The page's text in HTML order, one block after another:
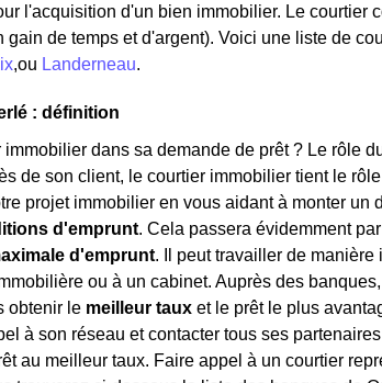
l'acquisition d'un bien immobilier. Le courtier
de temps et d'argent). Voici une liste de
,ou Landerneau.
: définition
dans sa demande de prêt ? Le rôle
de son client, le courtier immobilier tient le
projet immobilier en vous aidant à monter
d'emprunt. Cela passera évidemment
d'emprunt. Il peut travailler de
ou à un cabinet. Auprès des
obtenir le meilleur taux et le prêt le plus
à son réseau et contacter tous ses
au meilleur taux. Faire appel à un courtier